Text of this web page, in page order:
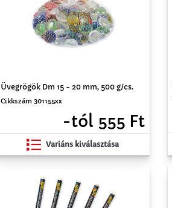
Üvegrögök Dm 15 - 20 mm, 500 g/cs.
Cikkszám 301155xx
-tól 555 Ft
Variáns kiválasztása